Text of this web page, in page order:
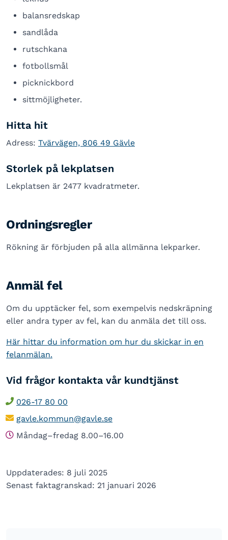
balansredskap
sandlåda
rutschkana
fotbollsmål
picknickbord
sittmöjligheter.
Hitta hit
Adress: Tvärvägen, 806 49 Gävle
Storlek på lekplatsen
Lekplatsen är 2477 kvadratmeter.
Ordningsregler
Rökning är förbjuden på alla allmänna lekparker.
Anmäl fel
Om du upptäcker fel, som exempelvis nedskräpning
eller andra typer av fel, kan du anmäla det till oss.
Här hittar du information om hur du skickar in en
felanmälan.
Vid frågor kontakta vår kundtjänst
026-17 80 00
gavle.kommun@gavle.se
Måndag–fredag 8.00–16.00
Uppdaterades: 8 juli 2025
Senast faktagranskad: 21 januari 2026